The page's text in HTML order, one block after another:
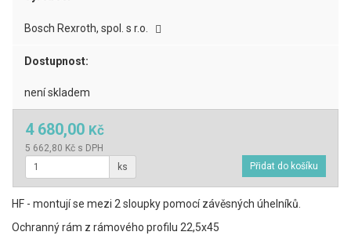
Bosch Rexroth, spol. s r.o.
Dostupnost:
není skladem
4 680,00 Kč
5 662,80 Kč s DPH
ks
HF - montují se mezi 2 sloupky pomocí závěsných úhelníků.
Ochranný rám z rámového profilu 22,5x45